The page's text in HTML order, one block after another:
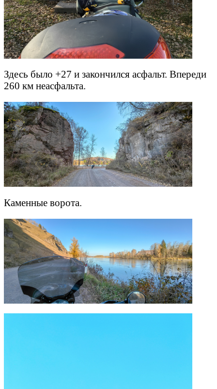
Здесь было +27 и закончился асфальт. Впереди
260 км неасфальта.
Каменные ворота.